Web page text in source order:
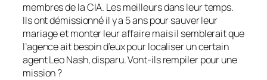
membres de la CIA. Les meilleurs dans leur temps.
Ils ont démissionné il y a 5 ans pour sauver leur
mariage et monter leur affaire mais il semblerait que
l’agence ait besoin d’eux pour localiser un certain
agent Leo Nash, disparu. Vont-ils rempiler pour une
mission ?